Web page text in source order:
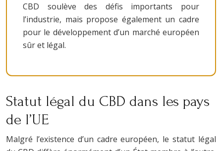
CBD soulève des défis importants pour
l’industrie, mais propose également un cadre
pour le développement d’un marché européen
sûr et légal.
Statut légal du CBD dans les pays
de l’UE
Malgré l’existence d’un cadre européen, le statut légal